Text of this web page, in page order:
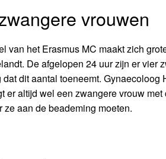
vrouwen
van het Erasmus MC maakt zich
De afgelopen 24 uur zijn er
dit aantal toeneemt.
er altijd wel een zwangere vrouw
ze aan de beademing moeten.